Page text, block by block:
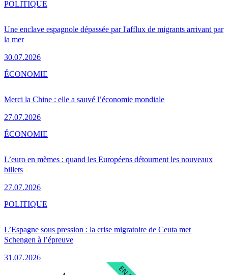
Une enclave espagnole dépassée par l'afflux de migrants arrivant par
la mer
30.07.2026
POLITIQUE
Merci la Chine : elle a sauvé l’économie mondiale
27.07.2026
ÉCONOMIE
L’euro en mèmes : quand les Européens détournent les nouveaux
billets
27.07.2026
ÉCONOMIE
L’Espagne sous pression : la crise migratoire de Ceuta met
Schengen à l’épreuve
31.07.2026
POLITIQUE